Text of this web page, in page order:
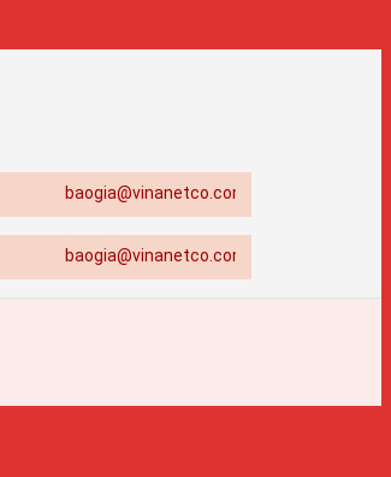
baogia@vinanetco.com | Thiết kế - in ấn chuyên
baogia@vinanetco.com | Thiết kế - in ấn chuyên